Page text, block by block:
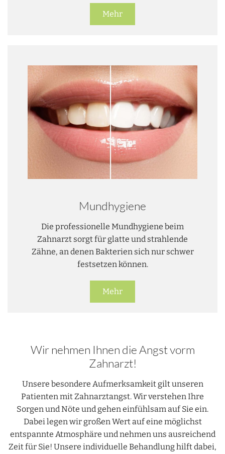
Mehr
Mundhygiene
Die professionelle Mundhygiene beim
Zahnarzt sorgt für glatte und strahlende
Zähne, an denen Bakterien sich nur schwer
festsetzen können.
Mehr
Wir nehmen Ihnen die Angst vorm
Zahnarzt!
Unsere besondere Aufmerksamkeit gilt unseren
Patienten mit Zahnarztangst. Wir verstehen Ihre
Sorgen und Nöte und gehen einfühlsam auf Sie ein.
Dabei legen wir großen Wert auf eine möglichst
entspannte Atmosphäre und nehmen uns ausreichend
Zeit für Sie! Unsere individuelle Behandlung hilft dabei,